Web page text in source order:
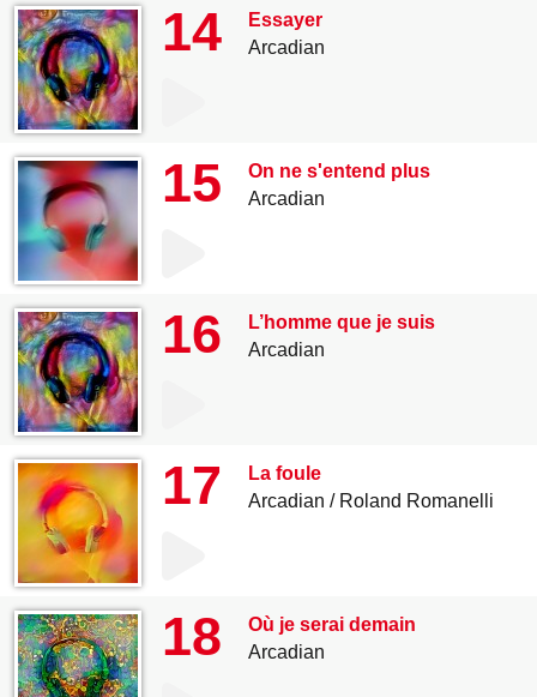
14
Essayer
Arcadian
15
On ne s'entend plus
Arcadian
16
L’homme que je suis
Arcadian
17
La foule
Arcadian
Roland Romanelli
18
Où je serai demain
Arcadian